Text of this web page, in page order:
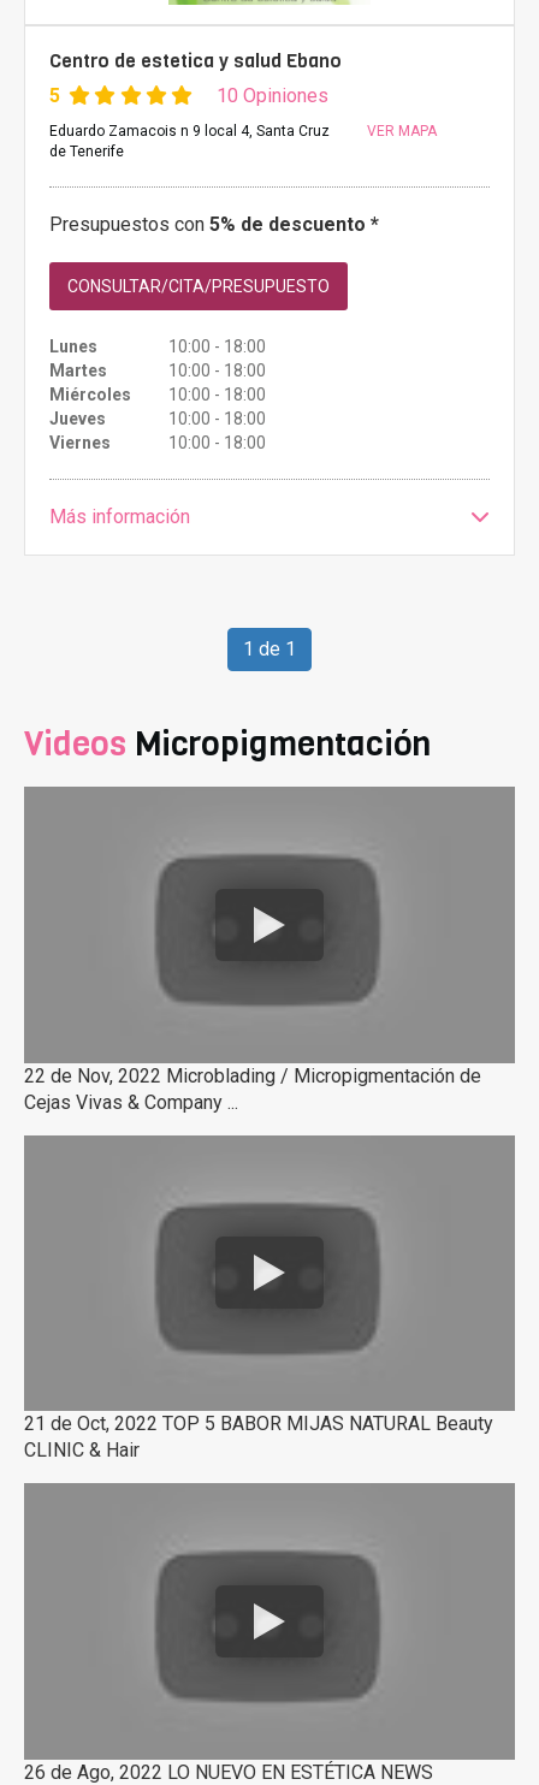
Centro de estetica y salud Ebano
5 10 Opiniones
Eduardo Zamacois n 9 local 4, Santa Cruz
de Tenerife
VER MAPA
Presupuestos con 5% de descuento *
CONSULTAR/CITA/PRESUPUESTO
Lunes
10:00 - 18:00
Martes
10:00 - 18:00
Miércoles
10:00 - 18:00
Jueves
10:00 - 18:00
Viernes
10:00 - 18:00
Más información
1 de 1
Videos Micropigmentación
22 de Nov, 2022 Microblading / Micropigmentación de
Cejas Vivas & Company ...
21 de Oct, 2022 TOP 5 BABOR MIJAS NATURAL Beauty
CLINIC & Hair
26 de Ago, 2022 LO NUEVO EN ESTÉTICA NEWS